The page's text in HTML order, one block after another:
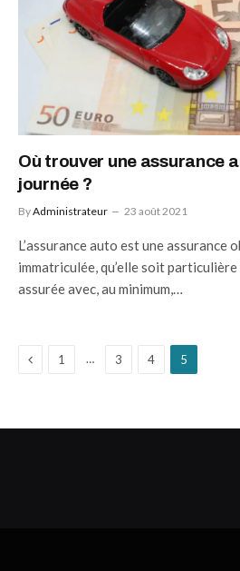
Où trouver une assurance
journée ?
ByAdministrateur 23 août 2021
L’assurance auto est une
immatriculée, qu’elle soit
assurée avec, au minimum,…
Previous
1 … 3 4 5